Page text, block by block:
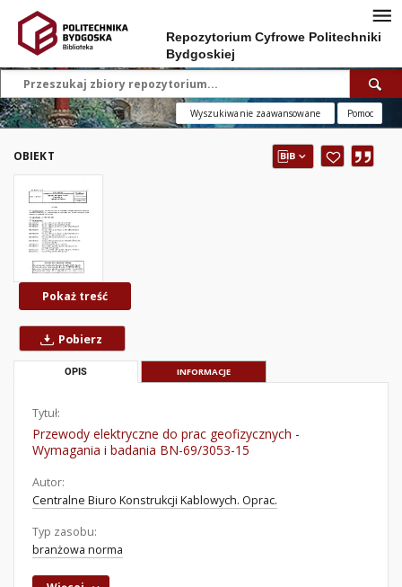
Repozytorium Cyfrowe Politechniki
Bydgoskiej
Wyszukiwanie zaawansowane Pomoc
OBIEKT
Pokaż treść
Pobierz
OPIS INFORMACJE
Tytuł:
Przewody elektryczne do prac geofizycznych -
Wymagania i badania BN-69/3053-15
Autor:
Centralne Biuro Konstrukcji Kablowych. Oprac.
Typ zasobu:
branżowa norma